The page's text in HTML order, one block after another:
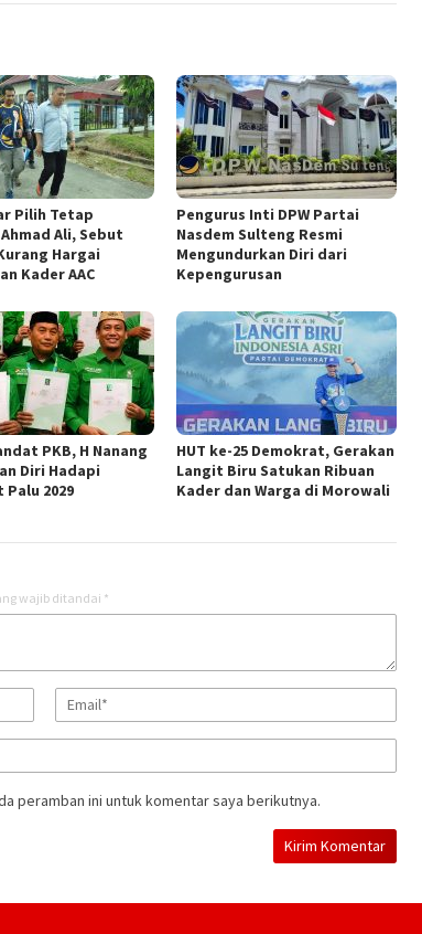
Pilih Tetap
Ali, Sebut
Hargai
Kader AAC
Pengurus Inti DPW Partai
Nasdem Sulteng Resmi
Mengundurkan Diri dari
Kepengurusan
PKB, H Nanang
Diri Hadapi
2029
HUT ke-25 Demokrat, Gerakan
Langit Biru Satukan Ribuan
Kader dan Warga di Morowali
wajib ditandai *
peramban ini untuk komentar saya berikutnya.